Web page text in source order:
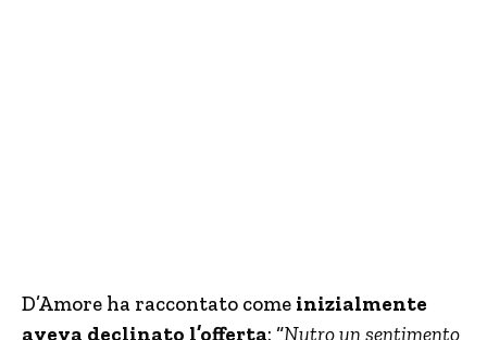
D’Amore ha raccontato come inizialmente
aveva declinato l’offerta: “Nutro un sentimento